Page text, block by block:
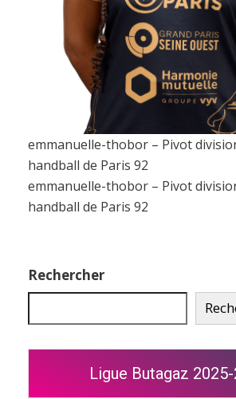
emmanuelle-thobor – Pivot
handball de Paris 92
emmanuelle-thobor – Pivot
handball de Paris 92
Rechercher
Ligue Butagaz